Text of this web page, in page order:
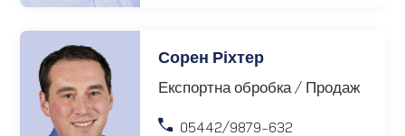
Сорен Ріхтер
Експортна обробка / Продаж
05442/9879-632